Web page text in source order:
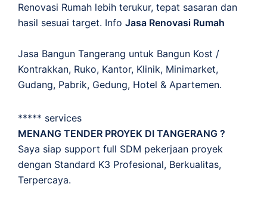
Renovasi Rumah lebih terukur, tepat sasaran dan
hasil sesuai target. Info Jasa Renovasi Rumah
Jasa Bangun Tangerang untuk Bangun Kost /
Kontrakkan, Ruko, Kantor, Klinik, Minimarket,
Gudang, Pabrik, Gedung, Hotel & Apartemen.
***** services
MENANG TENDER PROYEK DI TANGERANG ?
Saya siap support full SDM pekerjaan proyek
dengan Standard K3 Profesional, Berkualitas,
Terpercaya.